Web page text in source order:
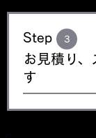
Step 3
お見積り
す